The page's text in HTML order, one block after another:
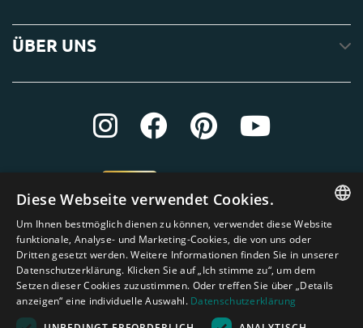
ÜBER UNS
ENGLISH
DUTCH
GERMAN
Diese Webseite verwendet Cookies.
Um Ihnen bestmöglich dienen zu können, verwendet diese Website
funktionale, Analyse- und Marketing-Cookies, die von uns oder
Dritten gesetzt werden. Weitere Informationen finden Sie in unserer
Datenschutzerklärung. Klicken Sie auf „Ich stimme zu“, um dem
Setzen dieser Cookies zuzustimmen. Oder treffen Sie über „Details
anzeigen“ eine individuelle Auswahl. Datenschutzerklärung